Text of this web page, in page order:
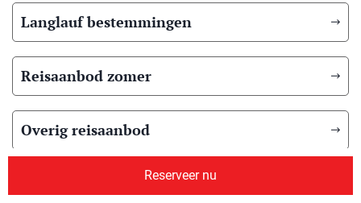
Reserveer nu
Langlauf bestemmingen
Reisaanbod zomer
Overig reisaanbod